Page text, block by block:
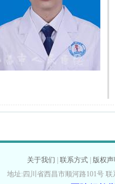
关于我们 联系方式
版权
地址:四川省西昌市顺河路101号 联